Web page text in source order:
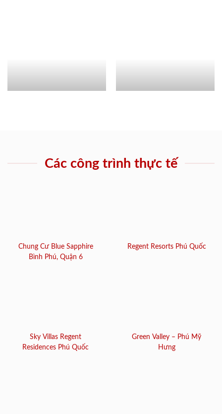
Các công trình thực tế
Chung Cư Blue Sapphire
Bình Phú, Quận 6
Regent Resorts Phú Quốc
Sky Villas Regent
Residences Phú Quốc
Green Valley – Phú Mỹ
Hưng